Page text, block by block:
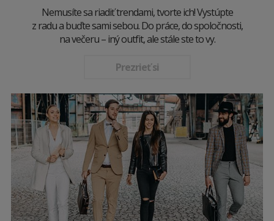
Nemusíte sa riadiť trendami, tvorte ich! Vystúpte
z radu a buďte sami sebou. Do práce, do spoločnosti,
na večeru – iný outfit, ale stále ste to vy.
Prezrieť si